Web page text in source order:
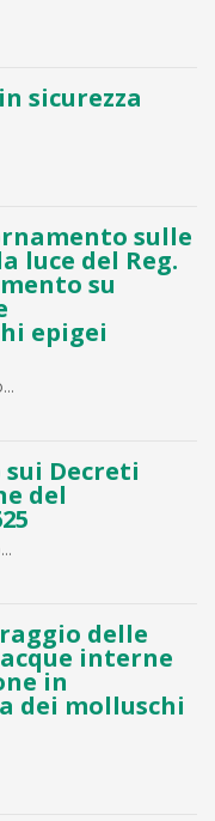
sicurezza
sulle
luce del Reg.
su
epigei
Decreti
del
delle
interne
in
dei molluschi